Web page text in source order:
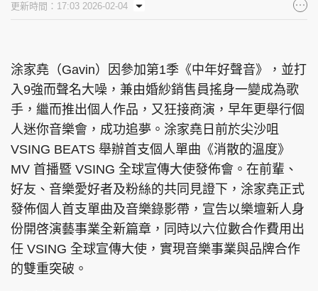
更新時間：17:03 2026-02-04
涂家堯（Gavin）因參加第1季《中年好聲音》，並打
入9強而聲名大噪，兼由婚紗銷售員搖身一變成為歌
手，繼而推出個人作品，又狂接商演，早年更舉行個
人迷你音樂會，成功追夢。涂家堯日前於尖沙咀
VSING BEATS 舉辦首支個人單曲《消散的溫度》
MV 首播暨 VSING 全球宣傳大使發佈會。在前輩、
好友、音樂愛好者及粉絲的共同見證下，涂家堯正式
發佈個人首支單曲及音樂錄影帶，宣告以樂壇新人身
份開啓演藝事業全新篇章，同時以六位數合作費用出
任 VSING 全球宣傳大使，實現音樂事業與品牌合作
的雙重突破。